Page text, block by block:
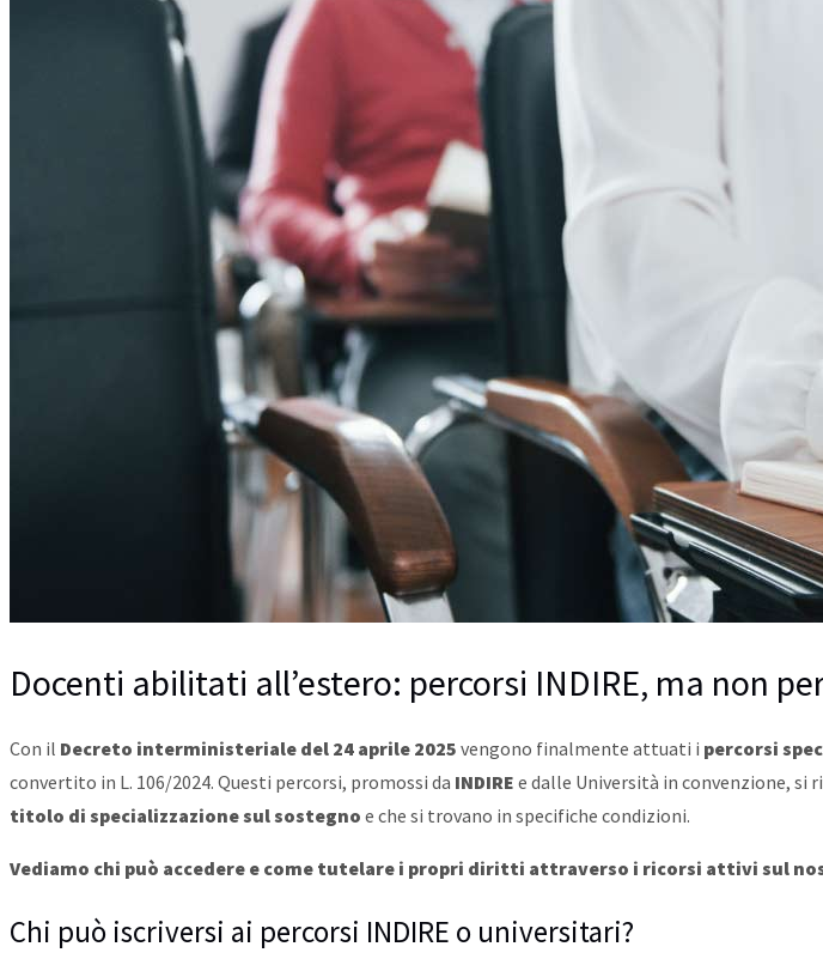
Docenti abilitati all’estero: percorsi INDIRE, ma non
Con il Decreto interministeriale del 24 aprile 2025 vengono finalmente attuati i percorsi
convertito in L. 106/2024. Questi percorsi, promossi da INDIRE e dalle Università in convenzione, si
titolo di specializzazione sul sostegno e che si trovano in specifiche condizioni.
Vediamo chi può accedere e come tutelare i propri diritti attraverso i ricorsi attivi sul
Chi può iscriversi ai percorsi INDIRE o universitari?